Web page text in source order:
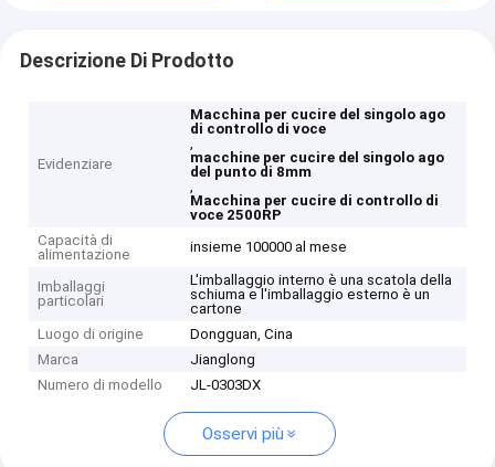
Descrizione Di Prodotto
Evidenziare
Macchina per cucire del singolo ago
di controllo di voce
,
macchine per cucire del singolo ago
del punto di 8mm
,
Macchina per cucire di controllo di
voce 2500RP
Capacità di
alimentazione
insieme 100000 al mese
Imballaggi
particolari
L'imballaggio interno è una scatola della
schiuma e l'imballaggio esterno è un
cartone
Luogo di origine
Dongguan, Cina
Marca
Jianglong
Numero di modello
JL-0303DX
Osservi più